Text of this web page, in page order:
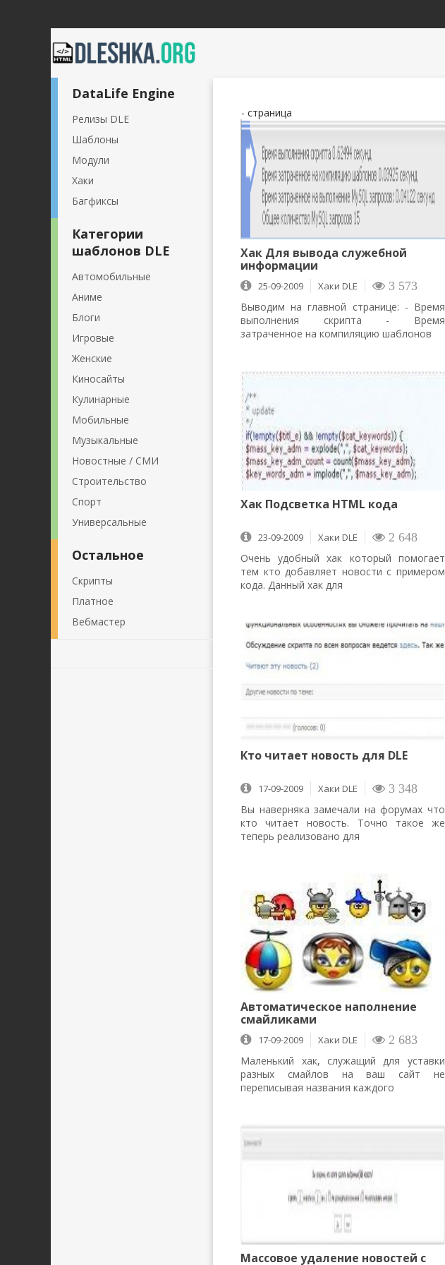
- страница
Хак Для вывода служебной
информации
25-09-2009 Хаки DLE 3 573
Выводим на главной странице: - Время
выполнения скрипта - Время
затраченное на компиляцию шаблонов
Хак Подсветка HTML кода
23-09-2009 Хаки DLE 2 648
Очень удобный хак который помогает
тем кто добавляет новости с примером
кода. Данный хак для
Кто читает новость для DLE
17-09-2009 Хаки DLE 3 348
Вы наверняка замечали на форумах что
кто читает новость. Точно такое же
теперь реализовано для
Автоматическое наполнение
смайликами
17-09-2009 Хаки DLE 2 683
Маленький хак, служащий для уставки
разных смайлов на ваш сайт не
переписывая названия каждого
Массовое удаление новостей с
DataLife Engine
Релизы DLE
Шаблоны
Модули
Хаки
Багфиксы
Категории
шаблонов DLE
Автомобильные
Аниме
Блоги
Игровые
Женские
Киносайты
Кулинарные
Мобильные
Музыкальные
Новостные / СМИ
Строительство
Спорт
Универсальные
Остальное
Скрипты
Платное
Вебмастер